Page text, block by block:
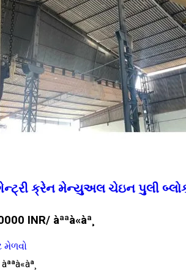
ક્રેન મેન્યુઅલ ચેઇન પુલી
INR/ àªªà«àª¸
મેળવો